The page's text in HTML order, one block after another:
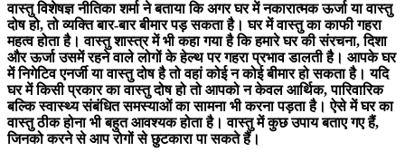
वास्तु विशेषज्ञ नीतिका शर्मा ने बताया कि अगर घर में नकारात्मक ऊर्जा या वास्तु
दोष हो, तो व्यक्ति बार-बार बीमार पड़ सकता है। घर में वास्तु का काफी गहरा
महत्व होता है। वास्तु शास्त्र में भी कहा गया है कि हमारे घर की संरचना, दिशा
और ऊर्जा उसमें रहने वाले लोगों के हेल्थ पर गहरा प्रभाव डालती है। आपके घर
में निगेटिव एनर्जी या वास्तु दोष है तो वहां कोई न कोई बीमार हो सकता है। यदि
घर में किसी प्रकार का वास्तु दोष हो तो आपको न केवल आर्थिक, पारिवारिक
बल्कि स्वास्थ्य संबंधित समस्याओं का सामना भी करना पड़ता है। ऐसे में घर का
वास्तु ठीक होना भी बहुत आवश्यक होता है। वास्तु में कुछ उपाय बताए गए हैं,
जिनको करने से आप रोगों से छुटकारा पा सकते हैं।